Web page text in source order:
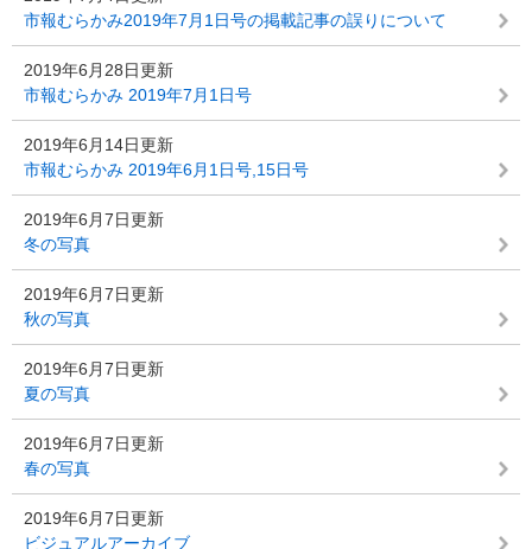
市報むらかみ2019年7月1日号の掲載記事の誤りについて
2019年6月28日更新
市報むらかみ 2019年7月1日号
2019年6月14日更新
市報むらかみ 2019年6月1日号,15日号
2019年6月7日更新
冬の写真
2019年6月7日更新
秋の写真
2019年6月7日更新
夏の写真
2019年6月7日更新
春の写真
2019年6月7日更新
ビジュアルアーカイブ